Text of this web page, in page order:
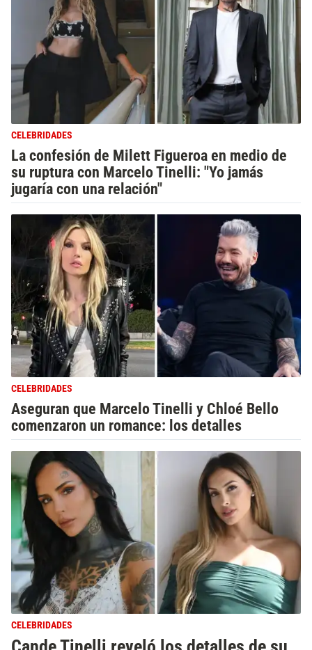
CELEBRIDADES
La confesión de Milett Figueroa en medio de
su ruptura con Marcelo Tinelli: "Yo jamás
jugaría con una relación"
CELEBRIDADES
Aseguran que Marcelo Tinelli y Chloé Bello
comenzaron un romance: los detalles
CELEBRIDADES